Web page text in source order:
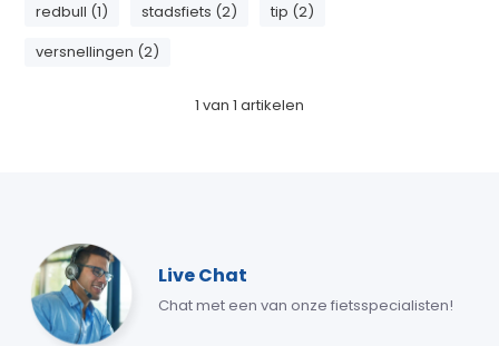
redbull (1)
stadsfiets (2)
tip (2)
versnellingen (2)
1 van 1 artikelen
Live Chat
Chat met een van onze fietsspecialisten!